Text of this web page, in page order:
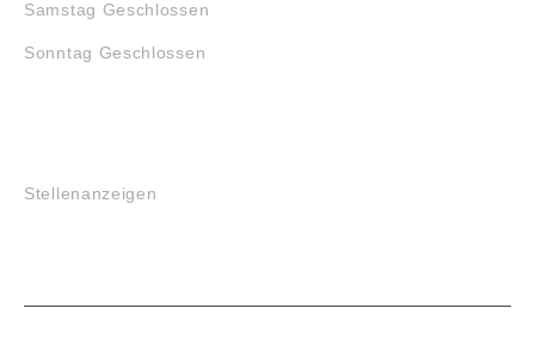
Samstag Geschlossen
Sonntag Geschlossen
Stellenanzeigen